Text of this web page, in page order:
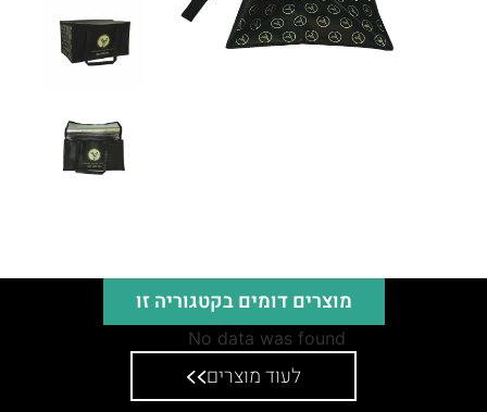
מוצרים דומים בקטגוריה זו
No data was found
לעוד מוצרים